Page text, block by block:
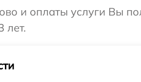
и оплаты услуги Вы
лет.